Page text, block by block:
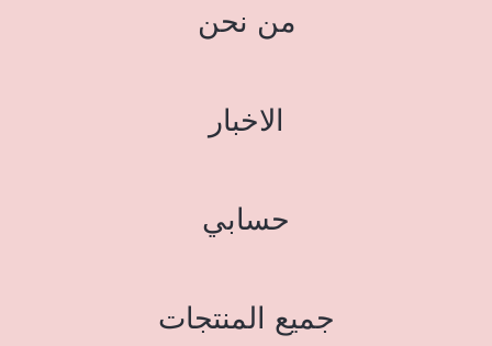
من نحن
الاخبار
حسابي
جميع المنتجات